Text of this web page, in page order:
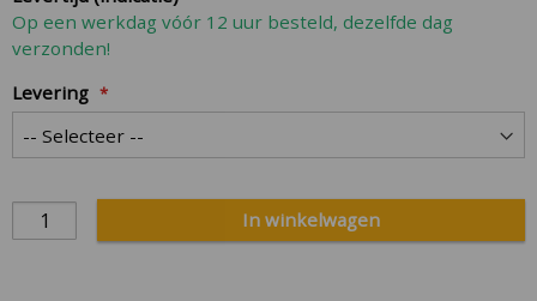
Op een werkdag vóór 12 uur besteld, dezelfde dag
verzonden!
Levering
In winkelwagen